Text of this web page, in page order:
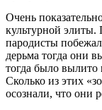
Очень
культурной
пародисты
дерьма тогда они
тогда было вылито
Сколько из этих
осознали, что они